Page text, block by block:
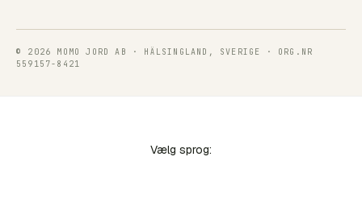
© 2026 MOMO JORD AB · HÄLSINGLAND, SVERIGE · ORG.NR
559157-8421
Vælg sprog: